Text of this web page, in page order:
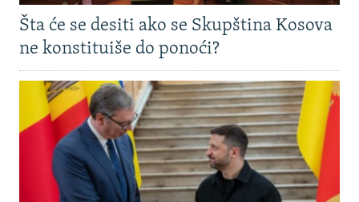
Šta će se desiti ako se Skupština Kosova
ne konstituiše do ponoći?